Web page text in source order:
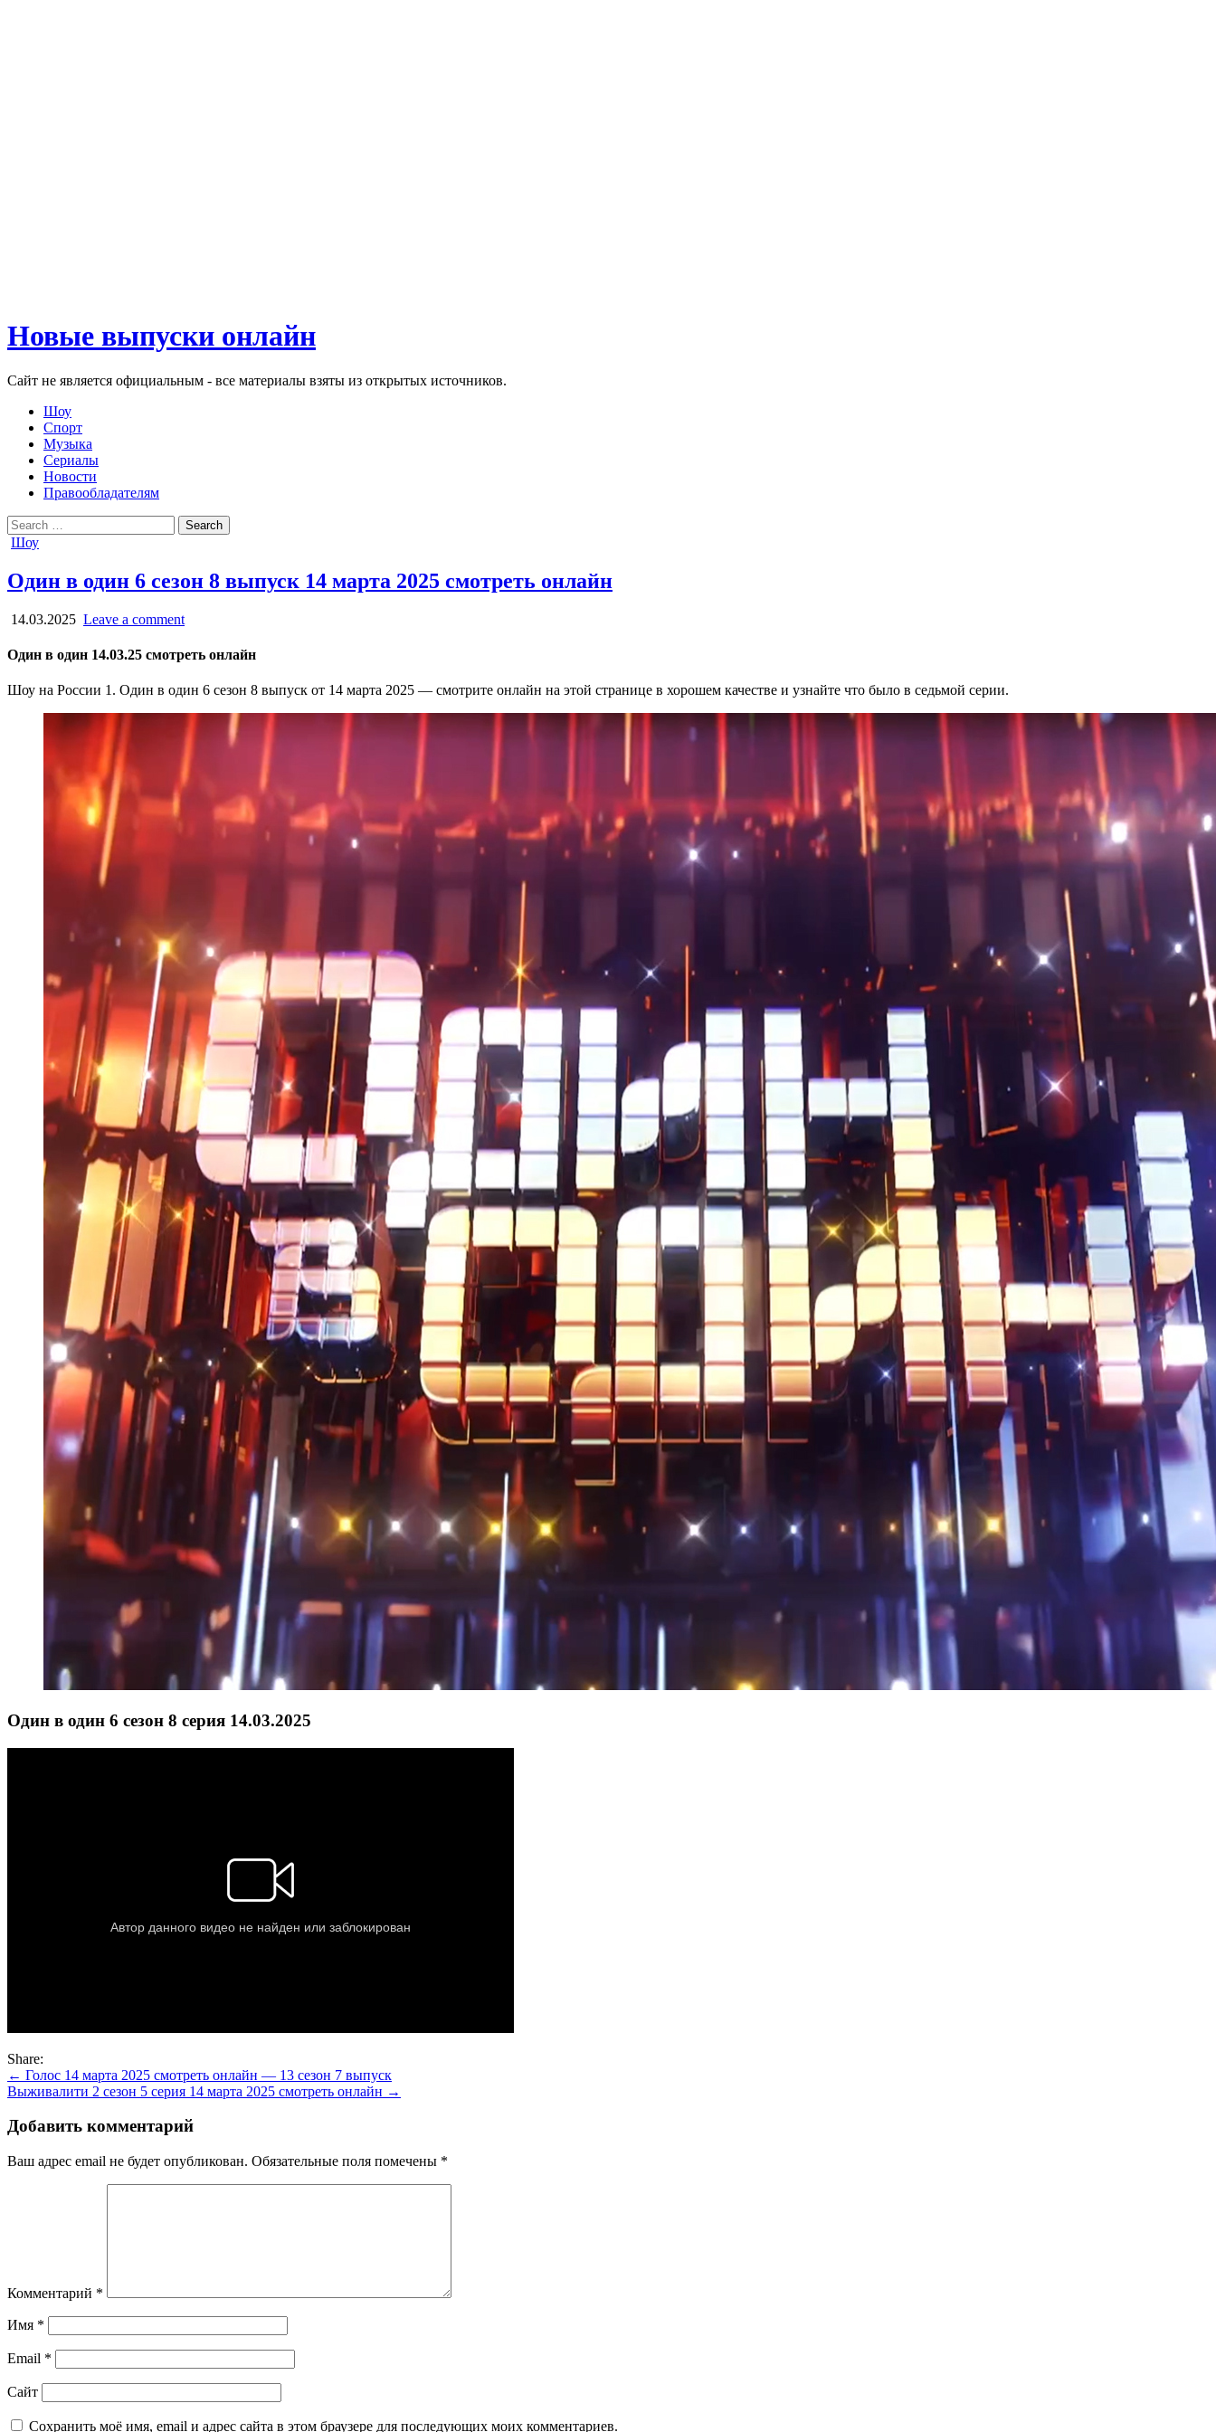
Новые выпуски онлайн
Сайт не является официальным - все материалы взяты из открытых источников.
Шоу
Спорт
Музыка
Сериалы
Новости
Правообладателям
Search
for:
Posted
Шоу
Один в один 6 сезон 8 выпуск 14 марта 2025 смотреть онлайн
14.03.2025 Leave a comment
Один в один 14.03.25 смотреть онлайн
Шоу на России 1. Один в один 6 сезон 8 выпуск от 14 марта 2025 — смотрите онлайн на этой странице в хорошем качестве и узнайте что было в седьмой серии.
Один в один 6 сезон 8 серия 14.03.2025
Share:
Навигация
по
записям
← Голос 14 марта 2025 смотреть онлайн — 13 сезон 7 выпуск
Выживалити 2 сезон 5 серия 14 марта 2025 смотреть онлайн →
Добавить комментарий
Ваш адрес email не будет опубликован. Обязательные поля помечены *
Комментарий *
Имя *
Email *
Сайт
Сохранить моё имя, email и адрес сайта в этом браузере для последующих моих комментариев.